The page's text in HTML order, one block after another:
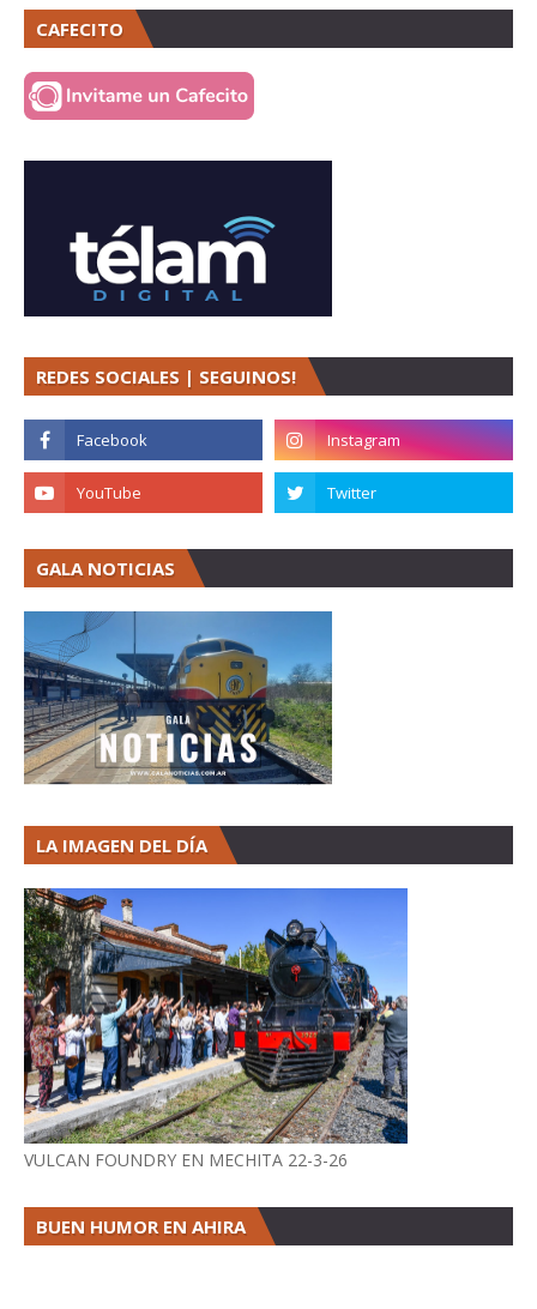
CAFECITO
REDES SOCIALES | SEGUINOS!
GALA NOTICIAS
LA IMAGEN DEL DÍA
VULCAN FOUNDRY EN MECHITA 22-3-26
BUEN HUMOR EN AHIRA